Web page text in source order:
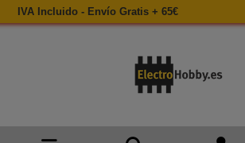
IVA Incluido - Envío Gratis + 65€